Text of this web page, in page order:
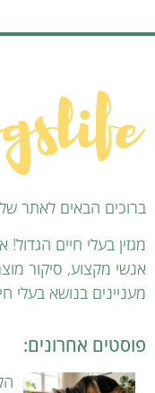
ברוכים הבאים לאתר
מגזין בעלי חיים
אנשי מקצוע, סיקור
מעניינים בנושא בעלי
פוסטים אחרונים: